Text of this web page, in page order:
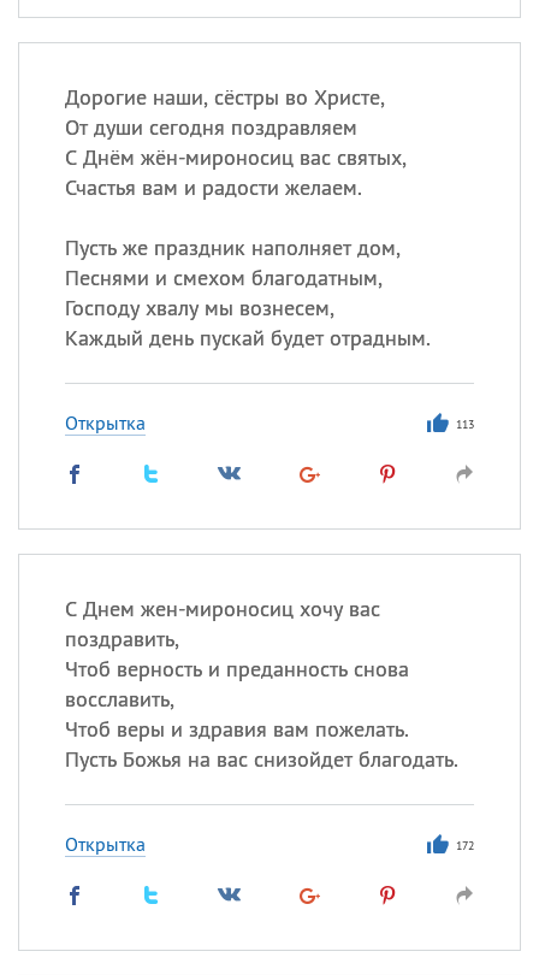
Дорогие наши, сёстры во Христе,
От души сегодня поздравляем
С Днём жён-мироносиц вас святых,
Счастья вам и радости желаем.
Пусть же праздник наполняет дом,
Песнями и смехом благодатным,
Господу хвалу мы вознесем,
Каждый день пускай будет отрадным.
Открытка 113
С Днем жен-мироносиц хочу вас
поздравить,
Чтоб верность и преданность снова
восславить,
Чтоб веры и здравия вам пожелать.
Пусть Божья на вас снизойдет благодать.
Открытка 172
Посмотреть значениеи
происхождение